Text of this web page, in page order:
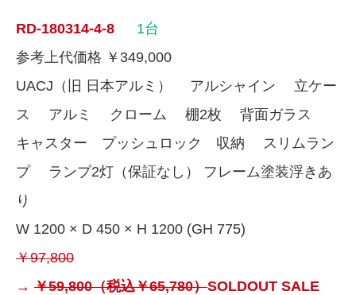
RD-180314-4-8
1台
参考上代価格 ￥349,000
UACJ（旧 日本アルミ） アルシャイン 立ケー
ス アルミ クローム 棚2枚 背面ガラス
キャスター プッシュロック 収納 スリムラン
プ ランプ2灯（保証なし） フレーム塗装浮きあ
り
W 1200 × D 450 × H 1200 (GH 775)
￥97,800
→ ￥59,800（税込￥65,780）SOLDOUT SALE